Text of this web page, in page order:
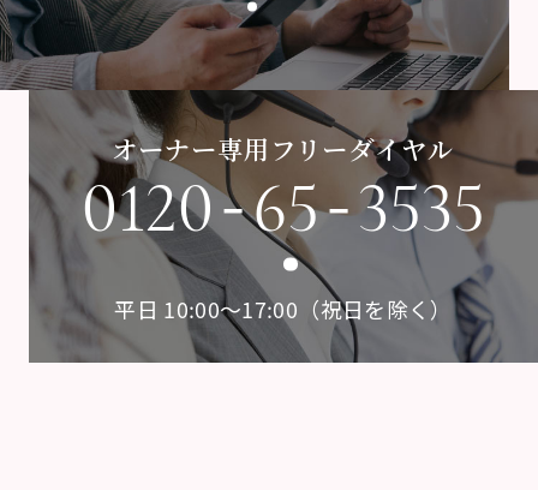
オーナー専用フリーダイヤル
0120-65-3535
平日 10:00〜17:00（祝日を除く）